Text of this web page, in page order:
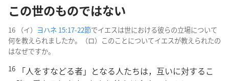
この世のものではない
16 （イ） ヨハネ 15:17-22節でイエスは世における彼らの立場について
何を教えられましたか。（ロ）このことについてイエスが教えられたの
はなぜですか。
16
「人をすなどる者」となる人たちは，互いに対するこ